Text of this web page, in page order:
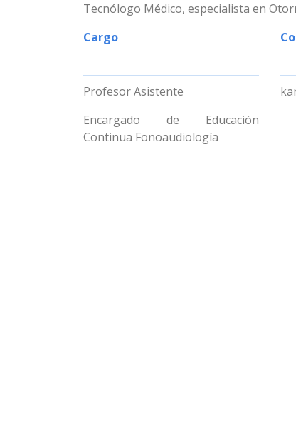
Tecnólogo Médico, especialista en
Cargo
Profesor Asistente
Encargado de Educación
Continua Fonoaudiología